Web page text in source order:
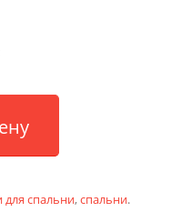
спальни,спальни.